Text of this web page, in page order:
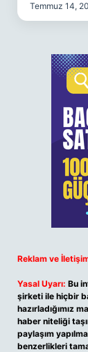
Temmuz 14,
Reklam ve
Yasal Uyarı: Bu
şirketi ile hiçbir
hazırladığımız
haber niteliği
paylaşım
benzerlikleri